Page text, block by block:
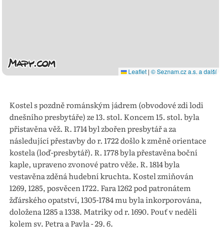
Leaflet | © Seznam.cz a.s. a další
Kostel s pozdně románským jádrem (obvodové zdi lodi
dnešního presbytáře) ze 13. stol. Koncem 15. stol. byla
přistavěna věž. R. 1714 byl zbořen presbytář a za
následující přestavby do r. 1722 došlo k změně orientace
kostela (loď-presbytář). R. 1778 byla přestavěna boční
kaple, upraveno zvonové patro věže. R. 1814 byla
vestavěna zděná hudební kruchta. Kostel zmiňován
1269, 1285, posvěcen 1722. Fara 1262 pod patronátem
žďárského opatství, 1305-1784 mu byla inkorporována,
doložena 1285 a 1338. Matriky od r. 1690. Pouť v neděli
kolem sv. Petra a Pavla - 29. 6.